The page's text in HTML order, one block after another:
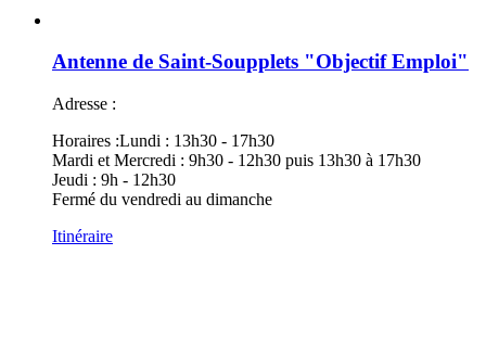
Antenne de Saint-Soupplets "Objectif Emploi"
Adresse :
Horaires :Lundi : 13h30 - 17h30
Mardi et Mercredi : 9h30 - 12h30 puis 13h30 à 17h30
Jeudi : 9h - 12h30
Fermé du vendredi au dimanche
Itinéraire